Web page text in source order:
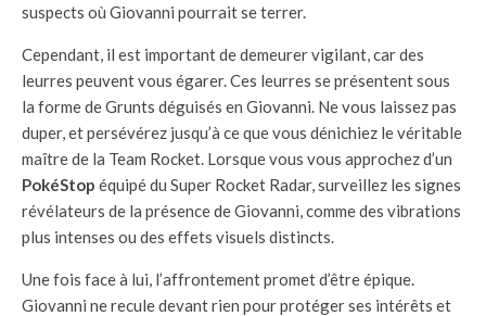
suspects où Giovanni pourrait se terrer.
Cependant, il est important de demeurer vigilant, car des
leurres peuvent vous égarer. Ces leurres se présentent sous
la forme de Grunts déguisés en Giovanni. Ne vous laissez pas
duper, et persévérez jusqu’à ce que vous dénichiez le véritable
maître de la Team Rocket. Lorsque vous vous approchez d’un
PokéStop équipé du Super Rocket Radar, surveillez les signes
révélateurs de la présence de Giovanni, comme des vibrations
plus intenses ou des effets visuels distincts.
Une fois face à lui, l’affrontement promet d’être épique.
Giovanni ne recule devant rien pour protéger ses intérêts et